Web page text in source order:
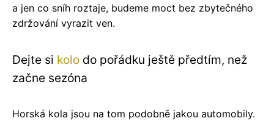
a jen co sníh roztaje, budeme moct bez zbytečného
zdržování vyrazit ven.
Dejte si kolo do pořádku ještě předtím, než
začne sezóna
Horská kola jsou na tom podobně jakou automobily.